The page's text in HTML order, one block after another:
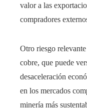
valor a las
compradores
Otro riesgo
cobre, que puede
desaceleración
en los mercados
minería más